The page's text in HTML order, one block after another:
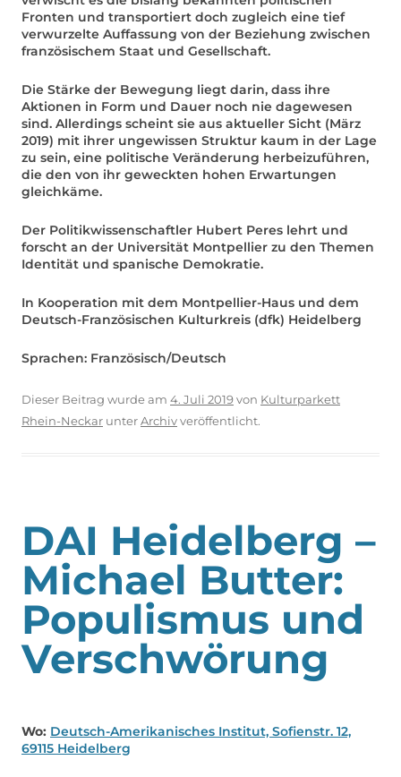
Fronten und transportiert doch zugleich eine tief
verwurzelte Auffassung von der Beziehung zwischen
französischem Staat und Gesellschaft.
Die Stärke der Bewegung liegt darin, dass ihre
Aktionen in Form und Dauer noch nie dagewesen
sind. Allerdings scheint sie aus aktueller Sicht (März
2019) mit ihrer ungewissen Struktur kaum in der Lage
zu sein, eine politische Veränderung herbeizuführen,
die den von ihr geweckten hohen Erwartungen
gleichkäme.
Der Politikwissenschaftler Hubert Peres lehrt und
forscht an der Universität Montpellier zu den Themen
Identität und spanische Demokratie.
In Kooperation mit dem Montpellier-Haus und dem
Deutsch-Französischen Kulturkreis (dfk) Heidelberg
Sprachen: Französisch/Deutsch
Dieser Beitrag wurde am 4. Juli 2019von Kulturparkett
Rhein-Neckar unterArchivveröffentlicht.
DAI Heidelberg –
Michael Butter:
Populismus und
Verschwörung
Wo: Deutsch-Amerikanisches Institut, Sofienstr. 12,
69115 Heidelberg